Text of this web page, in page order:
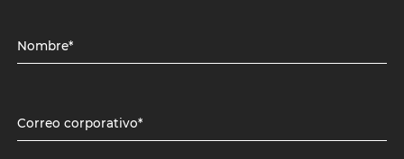
Nombre*
Correo corporativo*